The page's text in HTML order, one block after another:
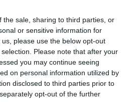
the sale, sharing to third parties, or
or sensitive information for
please use the below opt-out
Please note that after your
you may continue seeing
on personal information utilized by
disclosed to third parties prior to
opt-out of the further